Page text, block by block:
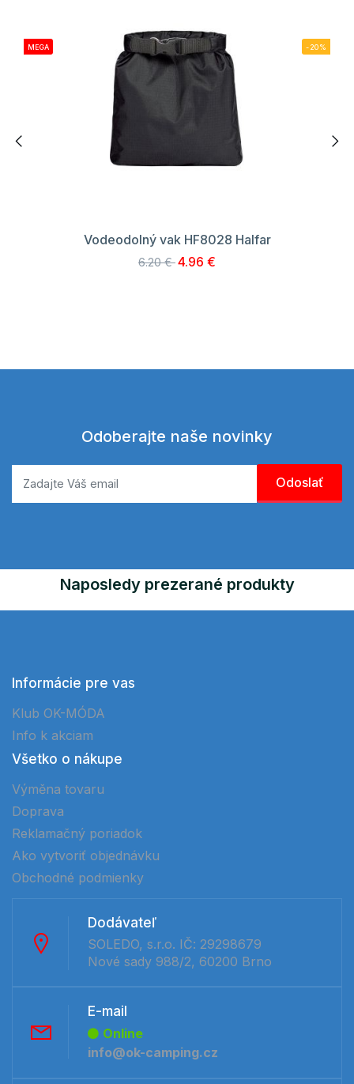
MEGA -20%
Vodeodolný vak HF8028 Halfar
6.20 €4.96 €
Odoberajte naše novinky
Naposledy prezerané produkty
Informácie pre vas
Klub OK-MÓDA
Info k akciam
Všetko o nákupe
Výměna tovaru
Doprava
Reklamačný poriadok
Ako vytvoriť objednávku
Obchodné podmienky
Dodávateľ
SOLEDO, s.r.o. IČ: 29298679
Nové sady 988/2, 60200 Brno
E-mail
Online
info@ok-camping.cz